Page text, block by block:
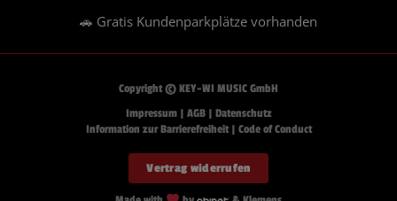
🚗 Gratis Kundenparkplätze vorhanden
Copyright © KEY-WI MUSIC GmbH
Impressum| AGB| Datenschutz
Information zur Barrierefreiheit| Code of Conduct
Vertrag widerrufen